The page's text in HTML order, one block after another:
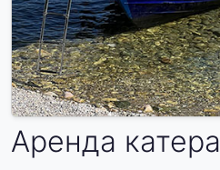
Аренда катера